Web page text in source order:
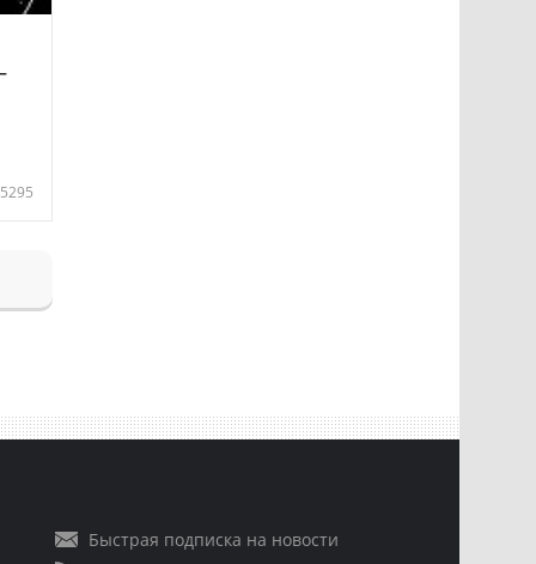
5295
Быстрая подписка на новости